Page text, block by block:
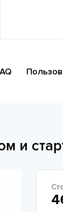
и